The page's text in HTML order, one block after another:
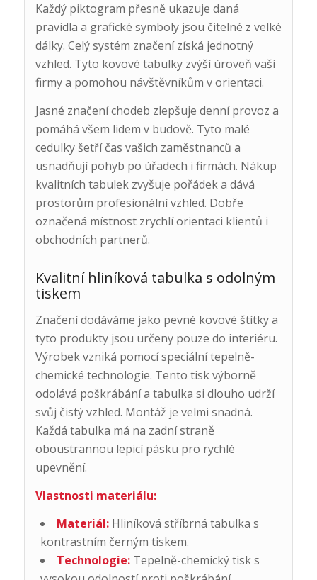
Každý piktogram přesně ukazuje daná
pravidla a grafické symboly jsou čitelné z velké
dálky. Celý systém značení získá jednotný
vzhled. Tyto kovové tabulky zvýší úroveň vaší
firmy a pomohou návštěvníkům v orientaci.
Jasné značení chodeb zlepšuje denní provoz a
pomáhá všem lidem v budově. Tyto malé
cedulky šetří čas vašich zaměstnanců a
usnadňují pohyb po úřadech i firmách. Nákup
kvalitních tabulek zvyšuje pořádek a dává
prostorům profesionální vzhled. Dobře
označená místnost zrychlí orientaci klientů i
obchodních partnerů.
Kvalitní hliníková tabulka s odolným
tiskem
Značení dodáváme jako pevné kovové štítky a
tyto produkty jsou určeny pouze do interiéru.
Výrobek vzniká pomocí speciální tepelně-
chemické technologie. Tento tisk výborně
odolává poškrábání a tabulka si dlouho udrží
svůj čistý vzhled. Montáž je velmi snadná.
Každá tabulka má na zadní straně
oboustrannou lepicí pásku pro rychlé
upevnění.
Vlastnosti materiálu:
Materiál:Hliníková stříbrná tabulka s
kontrastním černým tiskem.
Technologie:Tepelně-chemický tisk s